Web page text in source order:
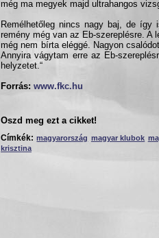
még ma megyek majd ultrahangos
Remélhetőleg nincs nagy baj, de
remény még van az Eb-szereplésre. A
még nem bírta eléggé. Nagyon
Annyira vágytam erre az Eb-
helyzetet.“
Forrás: www.fkc.hu
Oszd meg ezt a cikket!
Címkék: magyarország magyar klubok
krisztina